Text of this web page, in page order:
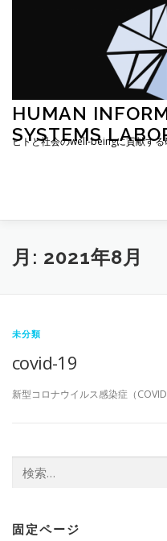
HUMAN
SYSTEMS
ヒトと社会のwell-beingに貢献する
研究概要 RESEARCH
月: 2021年8月
未分類
covid-19
新型コロナウイルス感染症（
索:
固定ページ